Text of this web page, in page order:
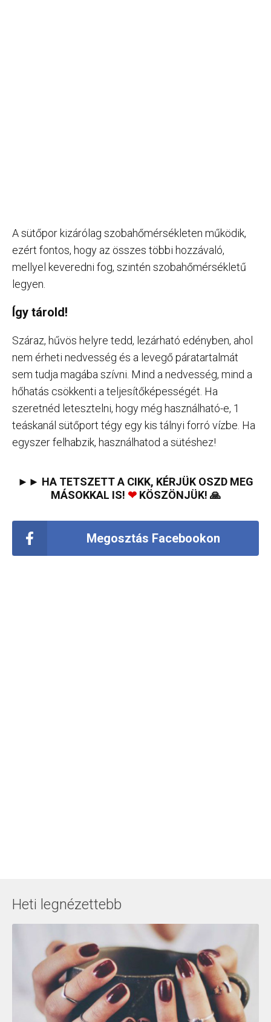
A sütőpor kizárólag szobahőmérsékleten működik,
ezért fontos, hogy az összes többi hozzávaló,
mellyel keveredni fog, szintén szobahőmérsékletű
legyen.
Így tárold!
Száraz, hűvös helyre tedd, lezárható edényben, ahol
nem érheti nedvesség és a levegő páratartalmát
sem tudja magába szívni. Mind a nedvesség, mind a
hőhatás csökkenti a teljesítőképességét. Ha
szeretnéd letesztelni, hogy még használható-e, 1
teáskanál sütőport tégy egy kis tálnyi forró vízbe. Ha
egyszer felhabzik, használhatod a sütéshez!
►► HA TETSZETT A CIKK, KÉRJÜK OSZD MEG
MÁSOKKAL IS! ❤KÖSZÖNJÜK! 🙏
Megosztás Facebookon
Heti legnézettebb